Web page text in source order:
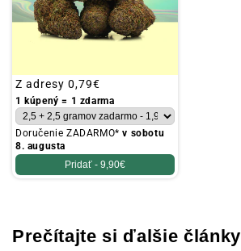
Obvyklá
cena
Z adresy 0,79€
1 kúpený = 1 zdarma
Doručenie ZADARMO*v sobotu
8. augusta
Pridať - 9,90€
Prečítajte si ďalšie články